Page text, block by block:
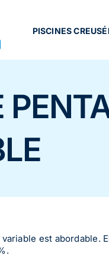
PISCINES
est abordable.